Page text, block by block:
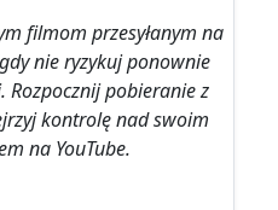
filmom przesyłanym na
nie ryzykuj ponownie
Rozpocznij pobieranie z
kontrolę nad swoim
na YouTube.